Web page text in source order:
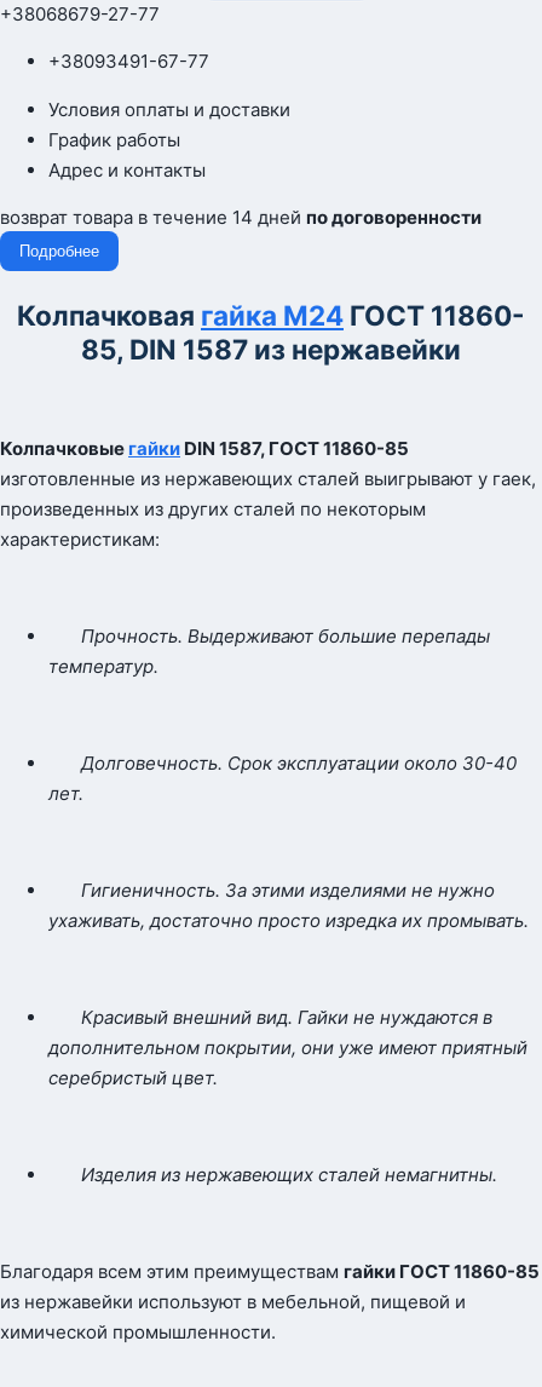
+38068679-27-77
+38093491-67-77
Условия оплаты и доставки
График работы
Адрес и контакты
возврат товара в течение 14 дней по договоренности
Подробнее
Колпачковая гайка М24 ГОСТ 11860-
85, DIN 1587 из нержавейки
Колпачковые гайки DIN 1587, ГОСТ 11860-85
изготовленные из нержавеющих сталей выигрывают у гаек,
произведенных из других сталей по некоторым
характеристикам:
Прочность. Выдерживают большие перепады
температур.
Долговечность. Срок эксплуатации около 30-40
лет.
Гигиеничность. За этими изделиями не нужно
ухаживать, достаточно просто изредка их промывать.
Красивый внешний вид. Гайки не нуждаются в
дополнительном покрытии, они уже имеют приятный
серебристый цвет.
Изделия из нержавеющих сталей немагнитны.
Благодаря всем этим преимуществам гайки ГОСТ 11860-85
из нержавейки используют в мебельной, пищевой и
химической промышленности.